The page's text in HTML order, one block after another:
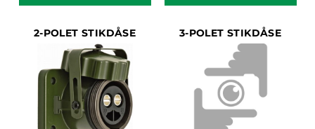
2-POLET STIKDÅSE 3-POLET STIKDÅSE